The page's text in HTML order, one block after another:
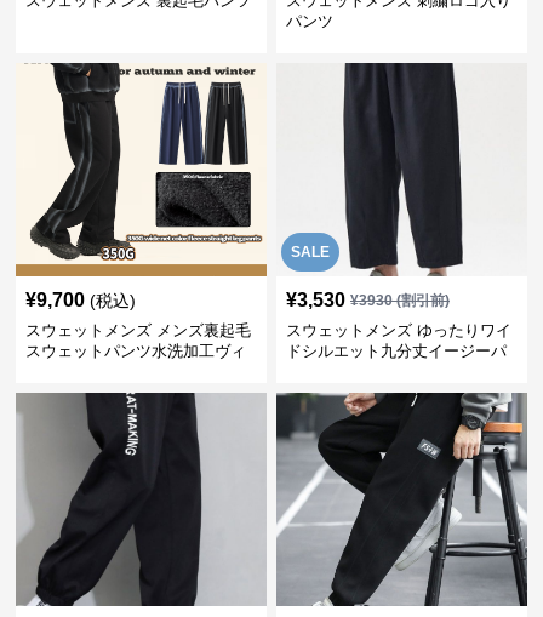
パンツ
¥9,700 (税込)
スウェットメンズ メンズ裏起毛
スウェットパンツ水洗加工ヴィ
SALE
¥3,530 ¥3930(割引前)
スウェットメンズ ゆったりワイ
ドシルエット九分丈イージーパ